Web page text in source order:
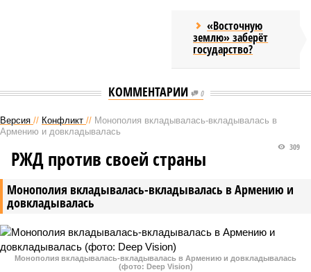
«Восточную
землю» заберёт
государство?
КОММЕНТАРИИ 0
Версия // Конфликт // Монополия вкладывалась-вкладывалась в
Армению и довкладывалась
Монополия вкладывалась-вкладывалась в Армению и
довкладывалась
309
РЖД против своей страны
Монополия вкладывалась-вкладывалась в Армению и довкладывалась
(фото: Deep Vision)